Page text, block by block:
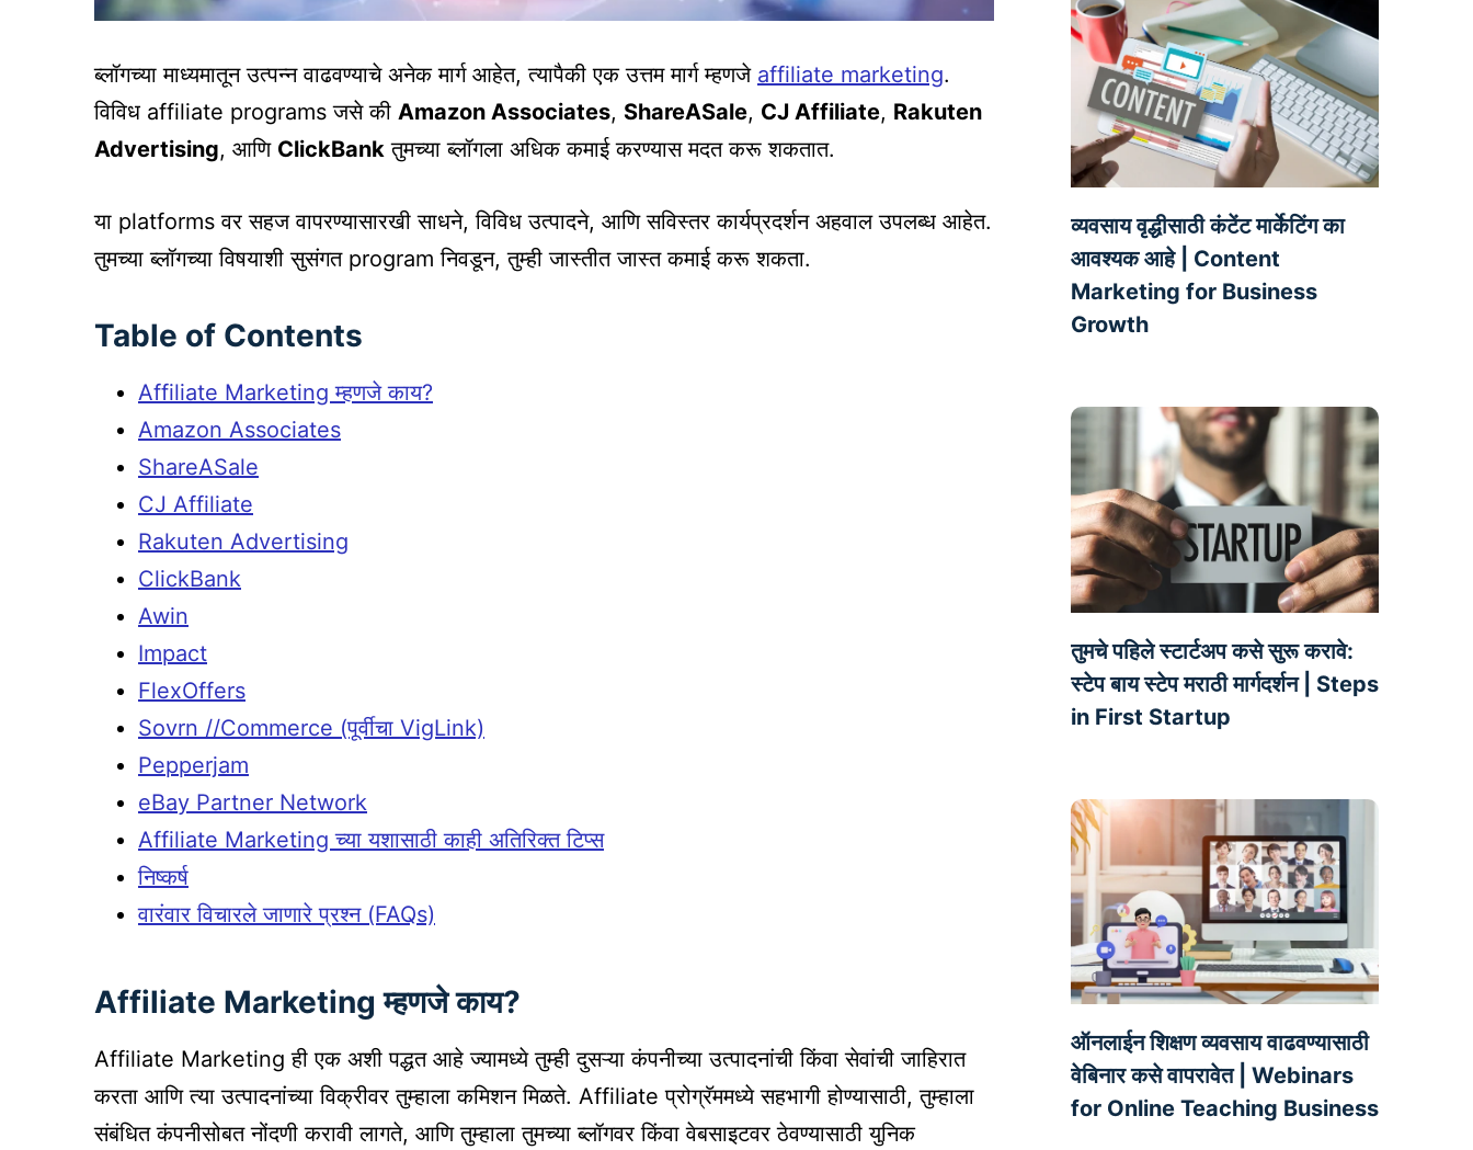
ब्लॉगच्या माध्यमातून उत्पन्न वाढवण्याचे अनेक मार्ग आहेत, त्यापैकी एक उत्तम मार्ग म्हणजे affiliate marketing.
विविध affiliate programs जसे की Amazon Associates, ShareASale, CJ Affiliate, Rakuten
Advertising, आणि ClickBank तुमच्या ब्लॉगला अधिक कमाई करण्यास मदत करू शकतात.
या platforms वर सहज वापरण्यासारखी साधने, विविध उत्पादने, आणि सविस्तर कार्यप्रदर्शन अहवाल उपलब्ध आहेत.
तुमच्या ब्लॉगच्या विषयाशी सुसंगत program निवडून, तुम्ही जास्तीत जास्त कमाई करू शकता.
Table of Contents
Affiliate Marketing म्हणजे काय?
Amazon Associates
ShareASale
CJ Affiliate
Rakuten Advertising
ClickBank
Awin
Impact
FlexOffers
Sovrn //Commerce (पूर्वीचा VigLink)
Pepperjam
eBay Partner Network
Affiliate Marketing च्या यशासाठी काही अतिरिक्त टिप्स
निष्कर्ष
वारंवार विचारले जाणारे प्रश्न (FAQs)
Affiliate Marketing म्हणजे काय?
Affiliate Marketing ही एक अशी पद्धत आहे ज्यामध्ये तुम्ही दुसऱ्या कंपनीच्या उत्पादनांची किंवा सेवांची जाहिरात
करता आणि त्या उत्पादनांच्या विक्रीवर तुम्हाला कमिशन मिळते. Affiliate प्रोग्रॅममध्ये सहभागी होण्यासाठी, तुम्हाला
संबंधित कंपनीसोबत नोंदणी करावी लागते, आणि तुम्हाला तुमच्या ब्लॉगवर किंवा वेबसाइटवर ठेवण्यासाठी युनिक
व्यवसाय वृद्धीसाठी कंटेंट मार्केटिंग का
आवश्यक आहे | Content
Marketing for Business
Growth
तुमचे पहिले स्टार्टअप कसे सुरू करावे:
स्टेप बाय स्टेप मराठी मार्गदर्शन | Steps
in First Startup
ऑनलाईन शिक्षण व्यवसाय वाढवण्यासाठी
वेबिनार कसे वापरावेत | Webinars
for Online Teaching Business